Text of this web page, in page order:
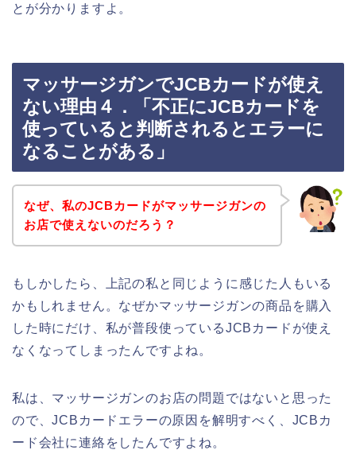
とが分かりますよ。
マッサージガンでJCBカードが使え
ない理由４．「不正にJCBカードを
使っていると判断されるとエラーに
なることがある」
なぜ、私のJCBカードがマッサージガンの
お店で使えないのだろう？
もしかしたら、上記の私と同じように感じた人もいる
かもしれません。なぜかマッサージガンの商品を購入
した時にだけ、私が普段使っているJCBカードが使え
なくなってしまったんですよね。
私は、マッサージガンのお店の問題ではないと思った
ので、JCBカードエラーの原因を解明すべく、JCBカ
ード会社に連絡をしたんですよね。